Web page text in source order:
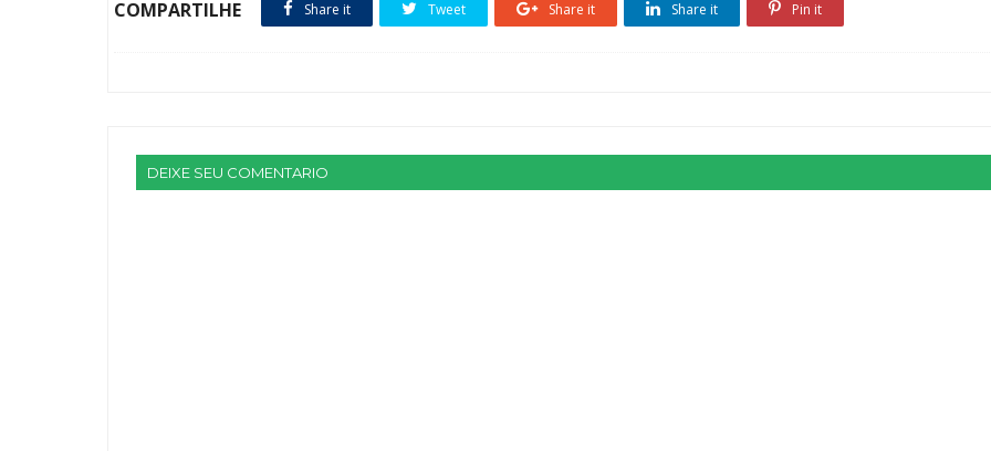
COMPARTILHE Share it Tweet Share it Share it Pin it
DEIXE SEU COMENTARIO